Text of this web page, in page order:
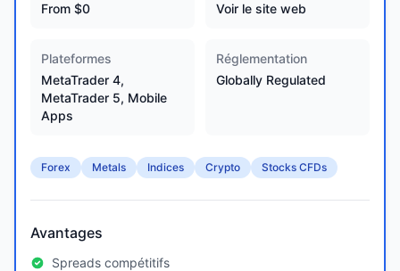
From $0
Voir le site web
Plateformes
MetaTrader 4,
MetaTrader 5, Mobile
Apps
Réglementation
Globally Regulated
Forex Metals Indices Crypto Stocks CFDs
Avantages
Spreads compétitifs